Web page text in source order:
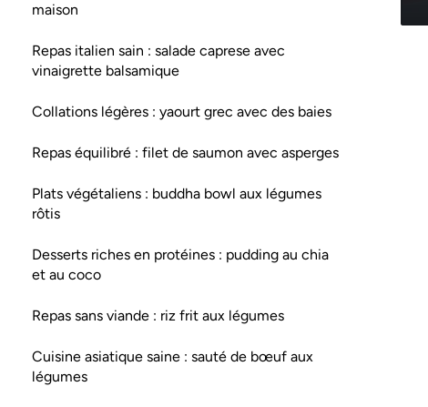
maison
Repas italien sain : salade caprese avec
vinaigrette balsamique
Collations légères : yaourt grec avec des baies
Repas équilibré : filet de saumon avec asperges
Plats végétaliens : buddha bowl aux légumes
rôtis
Desserts riches en protéines : pudding au chia
et au coco
Repas sans viande : riz frit aux légumes
Cuisine asiatique saine : sauté de bœuf aux
légumes